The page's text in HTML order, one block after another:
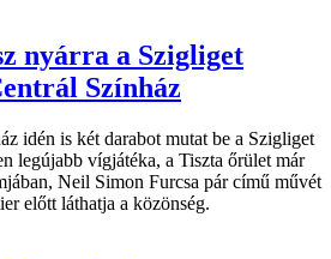
nyárra a Szigliget
Színház
idén is két darabot mutat be a Szigliget
legújabb vígjátéka, a Tiszta őrület már
Neil Simon Furcsa pár című művét
előtt láthatja a közönség.